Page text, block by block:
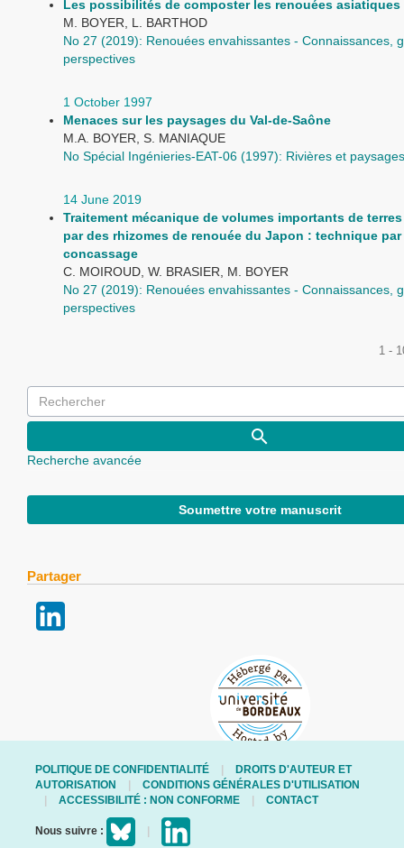
Les possibilités de composter les renouées asiatiques
M. BOYER, L. BARTHOD
No 27 (2019): Renouées envahissantes - Connaissances,
perspectives
1 October 1997
Menaces sur les paysages du Val-de-Saône
M.A. BOYER, S. MANIAQUE
No Spécial Ingénieries-EAT-06 (1997): Rivières et paysages
14 June 2019
Traitement mécanique de volumes importants de
par des rhizomes de renouée du Japon : technique
concassage
C. MOIROUD, W. BRASIER, M. BOYER
No 27 (2019): Renouées envahissantes - Connaissances,
perspectives
1 -
Recherche avancée
Soumettre votre manuscrit
Partager
POLITIQUE DE CONFIDENTIALITÉ
DROITS D'AUTEUR ET
AUTORISATION
CONDITIONS GÉNÉRALES D'UTILISATION
ACCESSIBILITÉ : NON CONFORME
CONTACT
Nous suivre :